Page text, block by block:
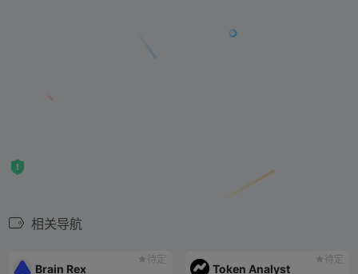
相关导航
待定
Brain Rex
待定
Token Analyst